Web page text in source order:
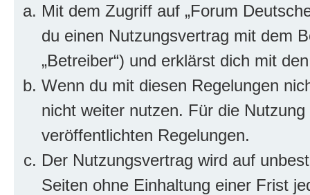
Mit dem Zugriff auf „Forum
du einen Nutzungsvertrag mit dem
„Betreiber“) und erklärst dich mit
Wenn du mit diesen Regelungen
nicht weiter nutzen. Für die
veröffentlichten Regelungen.
Der Nutzungsvertrag wird auf
Seiten ohne Einhaltung einer Frist